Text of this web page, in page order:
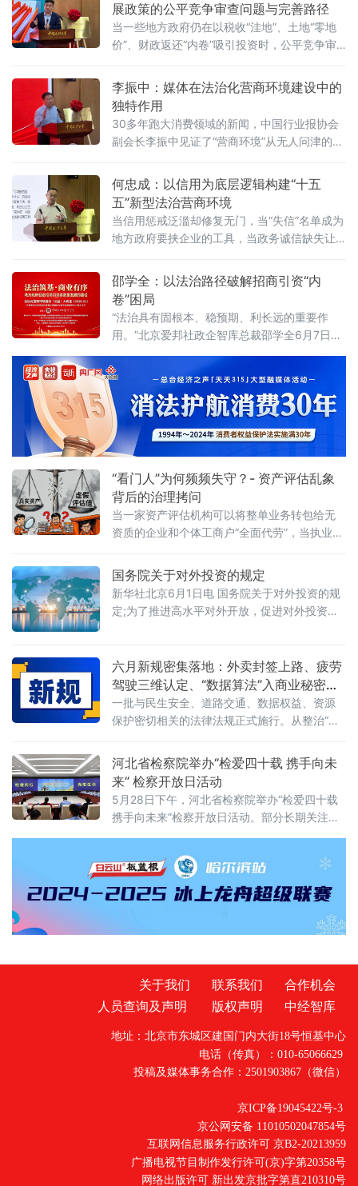
展政策的公平竞争审查问题与完善路径
当一些地方政府仍在以税收“洼地”、土地“零地
价”、财政返还“内卷”吸引投资时，公平竞争审
例》施行近两年来，为何部分地区仍屡屡出
现“超国民待遇”补贴、隐性地方保护、跨区域恶
性竞争？北京物资学院法学院院长吴长军6月7
日在中国政法大学法治化营商环境建设与数字
金融研究中心揭牌仪式既同期举办的“法治筑
李振中：媒体在法治化营商环境建设中的
独特作用
30多年跑大消费领域的新闻，中国行业报协会
副会长李振中见证了“营商环境”从无人问津的模
国政法大学法治化营商环境建设与数字金融研
究中心揭牌仪式既同期举办的“法治筑基、商业
有序——地方政府促进招商引资和高质量发展
路径”法治化营商环境建设（公益）大讲堂2026
首期活动上，李振中以媒体人视角直言：法治
何忠成：以信用为底层逻辑构建“十五
五”新型法治营商环境
当信用惩戒泛滥却修复无门，当“失信”名单成为
地方政府要挟企业的工具，当政务诚信缺失让
环境，还是在异化为另一种权力寻租？上海大
学法学院企业法治与创新发展研究中心主任何
忠成6月7日在中国政法大学法治化营商环境建
设与数字金融研究中心揭牌仪式既同期举办
的“法治筑基、商业有序——地方政府促进招商
引资和高质量发展路径”法治化营商环境建设
（公益）大
邵学全：以法治路径破解招商引资“内
卷”困局
“法治具有固根本、稳预期、利长远的重要作
用。”北京爱邦社政企智库总裁邵学全6月7日在
研究中心揭牌仪式既同期举办的“法治筑基、商
业有序——地方政府促进招商引资和高质量发
展路径”法治化营商环境建设（公益）大讲堂
2026首期活动上发表书面发言，为地方政府招
商引资高质量发展提出五条法治路径。他指
出，推动高质量发展离不开法治的支撑和保
障，地方政
“看门人”为何频频失守？- 资产评估乱象
背后的治理拷问
当一家资产评估机构可以将整单业务转包给无
资质的企业和个体工商户“全面代劳”，当执业人
重要评估参数可以随意调整、评估依据可以凭
空缺失——这张资本市场“看门人”的名片，还剩
下几分信度？上述场景并非危言耸听。近日，
财政部公布的2025年度资产评估行业联合检查
评估机构、12名
国务院关于对外投资的规定
新华社北京6月1日电 国务院关于对外投资的规
定;为了推进高水平对外开放，促进对外投资高
全、发展利益，根据《中华人民共和国对外关
系法》、《中华人民共和国对外贸易法》等法
律，制定本规定。第二条&emsp;中华人民共和
国境内（以下简称中国境内）投资者对外投
六月新规密集落地：外卖封签上路、疲劳
驾驶三维认定、“数据算法”入商业秘密保
护范围
一批与民生安全、道路交通、数据权益、资源
保护密切相关的法律法规正式施行。从整治“幽
维判定到“开门杀”责任明确，从商业秘密保护扩
围到城乡供水统筹管理——多项新规聚焦社会
关切，织密权益保障网，守护公众日常生活。
网络餐饮全链条严管：外卖必须“封口”，商家必
须“亮证”《网络餐饮服务经营者落实食品安全主
河北省检察院举办“检爱四十载 携手向未
来” 检察开放日活动
5月28日下午，河北省检察院举办“检爱四十载
携手向未来”检察开放日活动。部分长期关注未
政协委员、人民监督员以及石家庄市第二中学
师生、家长代表等50余人应邀走进省检察院，
直观了解检察工作，共同交流未成年人保护举
措。省检察院党组成员、副检察长任国强参加
开放日活动，并主持座谈交流会。据介绍，近
关于我们 联系我们
合作机会
人员查询及声明
版权声明 中经智库
地址：北京市东城区建国门内大街18号恒基中心
电话（传真）：010-65066629
投稿及媒体事务合作：2501903867（微信）
京ICP备19045422号-3
京公网安备 11010502047854号
互联网信息服务行政许可 京B2-20213959
广播电视节目制作发行许可(京)字第20358号
网络出版许可 新出发京批字第直210310号